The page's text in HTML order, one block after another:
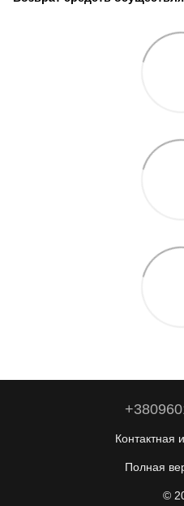
Контактная
Полная
©